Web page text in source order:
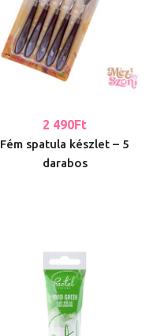
2 490Ft
Fém spatula készlet – 5
darabos